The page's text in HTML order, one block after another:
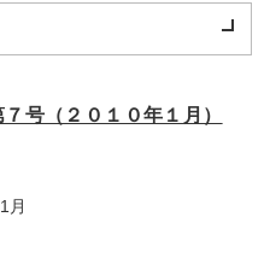
（２０１０年１月）
月